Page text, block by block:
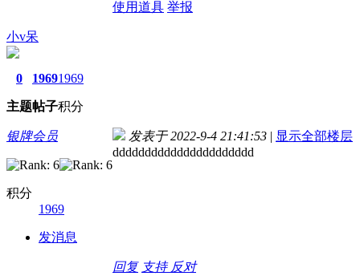
使用道具 举报
小v呆
0
主题
1969
帖子
1969
积分
银牌会员
积分
1969
发消息
发表于 2022-9-4 21:41:53 | 显示全部楼层
dddddddddddddddddddddd
回复 支持 反对